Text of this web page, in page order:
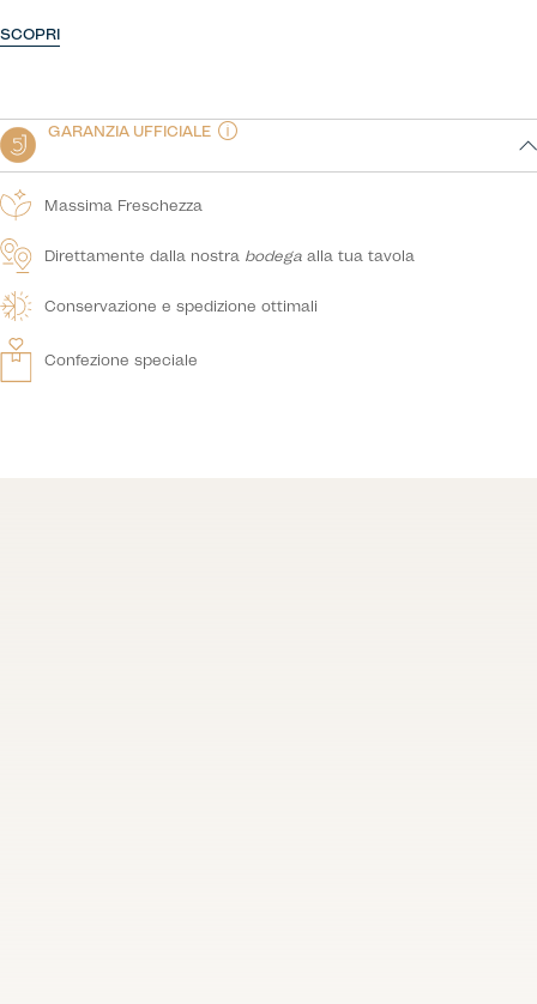
SCOPRI
GARANZIA UFFICIALE
Massima Freschezza
Direttamente dalla nostra bodegaalla tua tavola
Conservazione e spedizione ottimali
Confezione speciale